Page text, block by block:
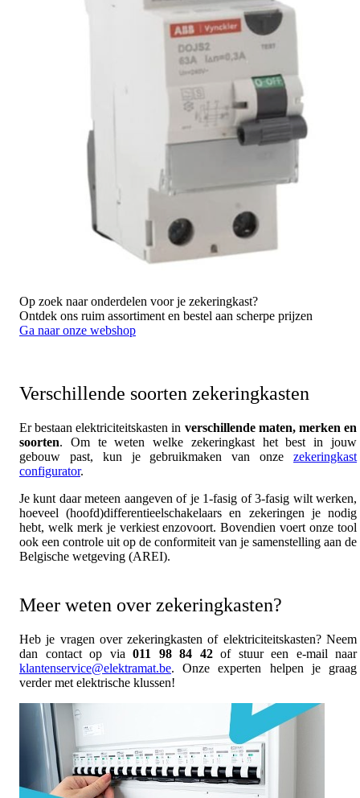
Op zoek naar onderdelen voor je zekeringkast?
Ontdek ons ruim assortiment en bestel aan scherpe prijzen
Ga naar onze webshop
Verschillende soorten zekeringkasten
Er bestaan elektriciteitskasten in verschillende maten, merken en
soorten. Om te weten welke zekeringkast het best in jouw
gebouw past, kun je gebruikmaken van onze zekeringkast
configurator.
Je kunt daar meteen aangeven of je 1-fasig of 3-fasig wilt werken,
hoeveel (hoofd)differentieelschakelaars en zekeringen je nodig
hebt, welk merk je verkiest enzovoort. Bovendien voert onze tool
ook een controle uit op de conformiteit van je samenstelling aan de
Belgische wetgeving (AREI).
Meer weten over zekeringkasten?
Heb je vragen over zekeringkasten of elektriciteitskasten? Neem
dan contact op via 011 98 84 42of stuur een e-mail naar
klantenservice@elektramat.be. Onze experten helpen je graag
verder met elektrische klussen!